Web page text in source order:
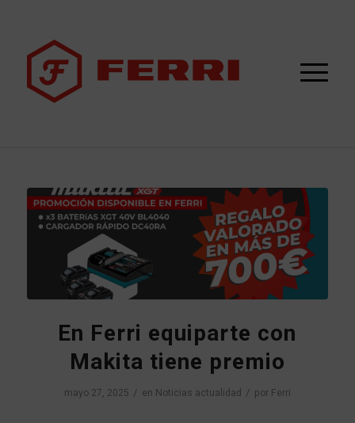
En Ferri equiparte con
Makita tiene premio
mayo 27, 2025 / en Noticias actualidad / por Ferri